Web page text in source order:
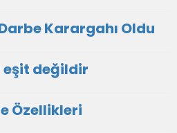
Karargahı Oldu
eşit değildir
Özellikleri